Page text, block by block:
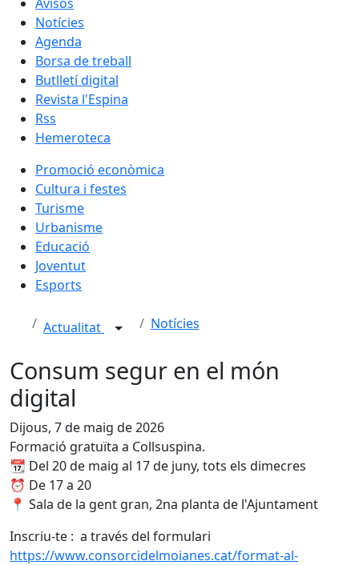
Notícies
Agenda
Borsa de treball
Butlletí digital
Revista l'Espina
Rss
Hemeroteca
Promoció econòmica
Cultura i festes
Turisme
Urbanisme
Educació
Joventut
Esports
Actualitat Notícies
Consum segur en el món
digital
Dijous, 7 de maig de 2026
Formació gratuïta a Collsuspina.
📆 Del 20 de maig al 17 de juny, tots els dimecres
⏰ De 17 a 20
📍 Sala de la gent gran, 2na planta de l'Ajuntament
Inscriu-te : a través del formulari
https://www.consorcidelmoianes.cat/format-al-